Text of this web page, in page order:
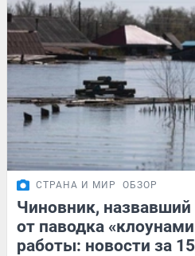
СТРАНА И МИР ОБЗОР
Чиновник,
от паводка
работы: новости за